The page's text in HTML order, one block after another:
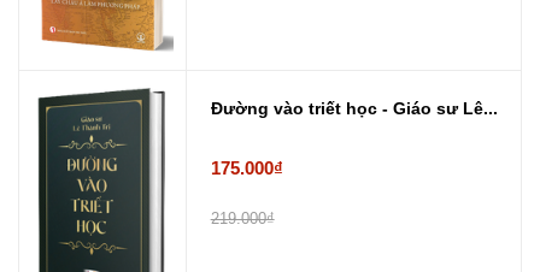
Đường vào triết học - Giáo sư Lê...
175.000₫
219.000₫